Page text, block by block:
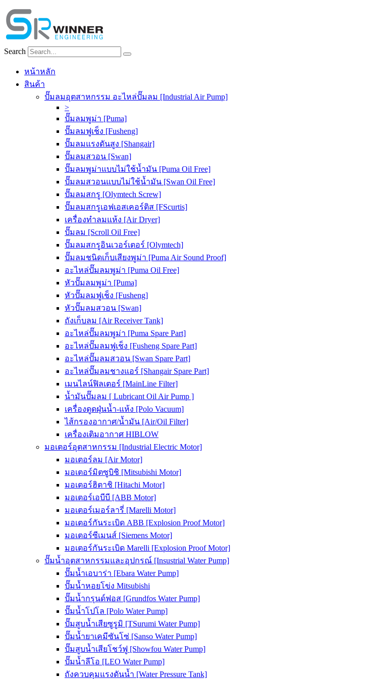
Skip
to
content
Search
หน้าหลัก
สินค้า
ปั๊มลมอุตสาหกรรม อะไหล่ปั๊มลม [Industrial Air Pump]
>
ปั๊มลมพูม่า [Puma]
ปั๊มลมฟูเช็ง [Fusheng]
ปั๊มลมแรงดันสูง [Shangair]
ปั๊มลมสวอน [Swan]
ปั๊มลมพูม่าแบบไม่ใช้น้ำมัน [Puma Oil Free]
ปั๊มลมสวอนแบบไม่ใช้น้ำมัน [Swan Oil Free]
ปั๊มลมสกรู [Olymtech Screw]
ปั๊มลมสกรูเอฟเอสเคอร์ติส [FScurtis]
เครื่องทำลมแห้ง [Air Dryer]
ปั๊มลม [Scroll Oil Free]
ปั๊มลมสกรูอินเวอร์เตอร์ [Olymtech]
ปั๊มลมชนิดเก็บเสียงพูม่า [Puma Air Sound Proof]
อะไหล่ปั๊มลมพูม่า [Puma Oil Free]
หัวปั๊มลมพูม่า [Puma]
หัวปั๊มลมฟูเช็ง [Fusheng]
หัวปั๊มลมสวอน [Swan]
ถังเก็บลม [Air Receiver Tank]
อะไหล่ปั๊มลมพูม่า [Puma Spare Part]
อะไหล่ปั๊มลมฟูเช็ง [Fusheng Spare Part]
อะไหล่ปั๊มลมสวอน [Swan Spare Part]
อะไหล่ปั๊มลมชางแอร์ [Shangair Spare Part]
เมนไลน์ฟิลเตอร์ [MainLine Filter]
น้ำมันปั๊มลม [ Lubricant Oil Air Pump ]
เครื่องดูดฝุ่นน้ำ-แห้ง [Polo Vacuum]
ไส้กรองอากาศ/น้ำมัน [Air/Oil Filter]
เครื่องเติมอากาศ HIBLOW
มอเตอร์อุตสาหกรรม [Industrial Electric Motor]
มอเตอร์ลม [Air Motor]
มอเตอร์มิตซูบิชิ [Mitsubishi Motor]
มอเตอร์ฮิตาชิ [Hitachi Motor]
มอเตอร์เอบีบี [ABB Motor]
มอเตอร์เมอร์ลารี่ [Marelli Motor]
มอเตอร์กันระเบิด ABB [Explosion Proof Motor]
มอเตอร์ซีเมนส์ [Siemens Motor]
มอเตอร์กันระเบิด Marelli [Explosion Proof Motor]
ปั๊มน้ำอุตสาหกรรมและอุปกรณ์ [Insustrial Water Pump]
ปั๊มน้ำเอบาร่า [Ebara Water Pump]
ปั๊มน้ำหอยโข่ง Mitsubishi
ปั๊มน้ำกรุนด์ฟอส [Grundfos Water Pump]
ปั๊มน้ำโปโล [Polo Water Pump]
ปั๊มสูบน้ำเสียซูรูมิ [TSurumi Water Pump]
ปั๊มน้ำยาเคมีซันโซ่ [Sanso Water Pump]
ปั๊มสูบน้ำเสียโชว์ฟู [Showfou Water Pump]
ปั๊มน้ำลีโอ [LEO Water Pump]
ถังควบคุมแรงดันน้ำ [Water Pressure Tank]